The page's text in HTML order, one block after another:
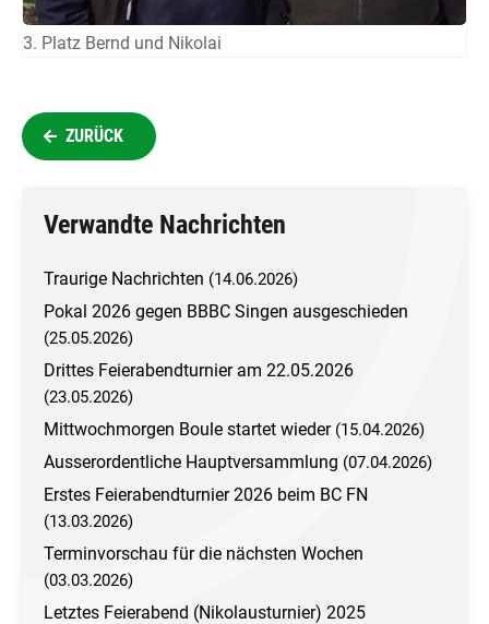
3. Platz Bernd und Nikolai
ZURÜCK
Verwandte Nachrichten
Traurige Nachrichten (14.06.2026)
Pokal 2026 gegen BBBC Singen ausgeschieden
(25.05.2026)
Drittes Feierabendturnier am 22.05.2026
(23.05.2026)
Mittwochmorgen Boule startet wieder (15.04.2026)
Ausserordentliche Hauptversammlung (07.04.2026)
Erstes Feierabendturnier 2026 beim BC FN
(13.03.2026)
Terminvorschau für die nächsten Wochen
(03.03.2026)
Letztes Feierabend (Nikolausturnier) 2025